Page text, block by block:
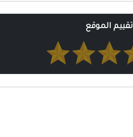
تقييم الموقع